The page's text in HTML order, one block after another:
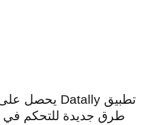
طرق جديدة للتحكم في